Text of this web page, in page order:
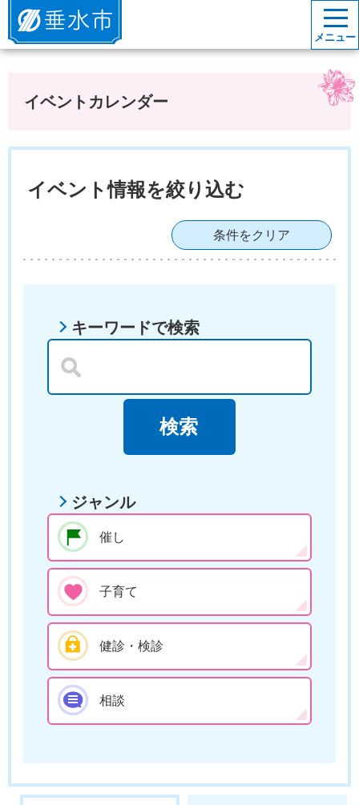
垂水市
メニュー
イベントカレンダー
イベント情報を絞り込む
条件をクリア
キーワードで検索
ジャンル
催し
子育て
健診・検診
相談